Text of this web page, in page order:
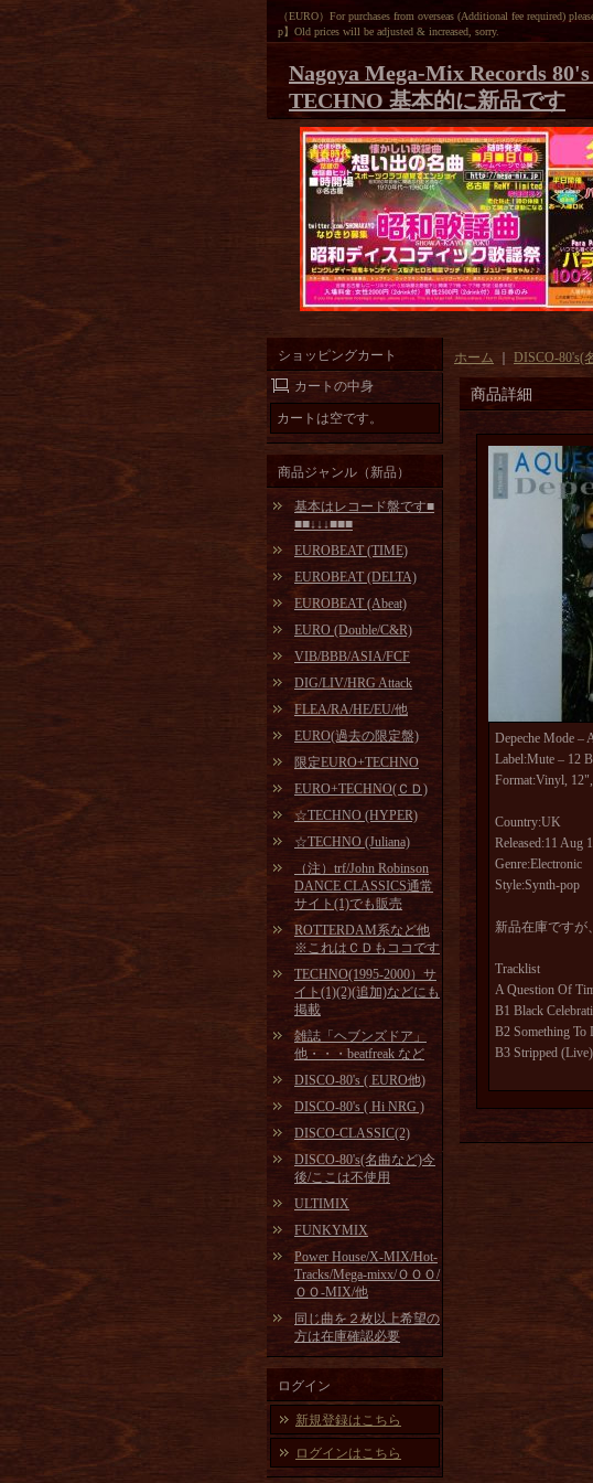
（EURO）For purchases from overseas (Additional fee required)
p】Old prices will be adjusted & increased, sorry.
Nagoya Mega-Mix Records
TECHNO 基本的に新品です
ショッピングカート
カートの中身
カートは空です。
商品ジャンル（新品）
基本はレコード盤です■
■■↓↓↓■■■
EUROBEAT (TIME)
EUROBEAT (DELTA)
EUROBEAT (Abeat)
EURO (Double/C&R)
VIB/BBB/ASIA/FCF
DIG/LIV/HRG Attack
FLEA/RA/HE/EU/他
EURO(過去の限定盤)
限定EURO+TECHNO
EURO+TECHNO(ＣＤ)
☆TECHNO (HYPER)
☆TECHNO (Juliana)
（注）trf/John Robinson
DANCE CLASSICS通常
サイト(1)でも販売
ROTTERDAM系など他
※これはＣＤもココです
TECHNO(1995-2000）サ
イト(1)(2)(追加)などにも
掲載
雑誌「ヘブンズドア」
他・・・beatfreak など
DISCO-80's ( EURO他)
DISCO-80's ( Hi NRG )
DISCO-CLASSIC(2)
DISCO-80's(名曲など)今
後/ここは不使用
ULTIMIX
FUNKYMIX
Power House/X-MIX/Hot-
Tracks/Mega-mixx/ＯＯＯ/
ＯＯ-MIX/他
同じ曲を２枚以上希望の
方は在庫確認必要
ログイン
新規登録はこちら
ログインはこちら
ホーム DISCO-80's(
商品詳細
Depeche Mode –
Label:Mute – 12
Format:Vinyl,
Country:UK
Released:11 Aug
Genre:Electronic
Style:Synth-pop
新品在庫ですが
Tracklist
A Question Of
B1 Black
B2 Something To
B3 Stripped